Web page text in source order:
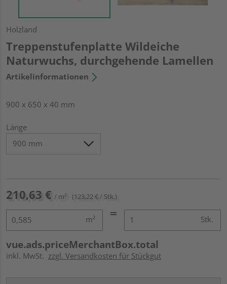
Holzland
Treppenstufenplatte Wildeiche
Naturwuchs, durchgehende Lamellen
Artikelinformationen
900 x 650 x 40 mm
Länge
210,63 € / m² (123,22 € / Stk.)
m² Stk.
vue.ads.priceMerchantBox.total
inkl. MwSt. zzgl. Versandkosten für Stückgut